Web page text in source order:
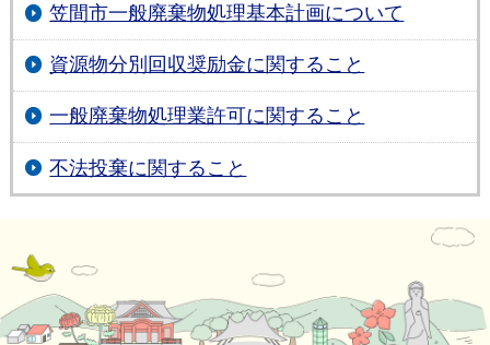
笠間市一般廃棄物処理基本計画について
資源物分別回収奨励金に関すること
一般廃棄物処理業許可に関すること
不法投棄に関すること